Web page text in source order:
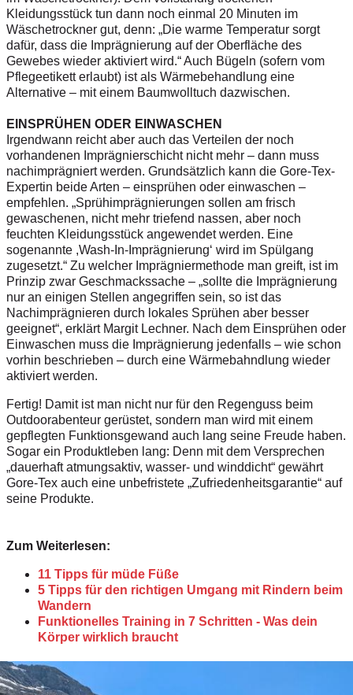
Kleidungsstück tun dann noch einmal 20 Minuten im
Wäschetrockner gut, denn: „Die warme Temperatur sorgt
dafür, dass die Imprägnierung auf der Oberfläche des
Gewebes wieder aktiviert wird.“ Auch Bügeln (sofern vom
Pflegeetikett erlaubt) ist als Wärmebehandlung eine
Alternative – mit einem Baumwolltuch dazwischen.
EINSPRÜHEN ODER EINWASCHEN
Irgendwann reicht aber auch das Verteilen der noch
vorhandenen Imprägnierschicht nicht mehr – dann muss
nachimprägniert werden. Grundsätzlich kann die Gore-Tex-
Expertin beide Arten – einsprühen oder einwaschen –
empfehlen. „Sprühimprägnierungen sollen am frisch
gewaschenen, nicht mehr triefend nassen, aber noch
feuchten Kleidungsstück angewendet werden. Eine
sogenannte ,Wash-In-Imprägnierung‘ wird im Spülgang
zugesetzt.“ Zu welcher Imprägniermethode man greift, ist im
Prinzip zwar Geschmackssache – „sollte die Imprägnierung
nur an einigen Stellen angegriffen sein, so ist das
Nachimprägnieren durch lokales Sprühen aber besser
geeignet“, erklärt Margit Lechner. Nach dem Einsprühen oder
Einwaschen muss die Imprägnierung jedenfalls – wie schon
vorhin beschrieben – durch eine Wärmebahndlung wieder
aktiviert werden.
Fertig! Damit ist man nicht nur für den Regenguss beim
Outdoorabenteur gerüstet, sondern man wird mit einem
gepflegten Funktionsgewand auch lang seine Freude haben.
Sogar ein Produktleben lang: Denn mit dem Versprechen
„dauerhaft atmungsaktiv, wasser- und winddicht“ gewährt
Gore-Tex auch eine unbefristete „Zufriedenheitsgarantie“ auf
seine Produkte.
Zum Weiterlesen:
11 Tipps für müde Füße
5 Tipps für den richtigen Umgang mit Rindern beim
Wandern
Funktionelles Training in 7 Schritten - Was dein
Körper wirklich braucht